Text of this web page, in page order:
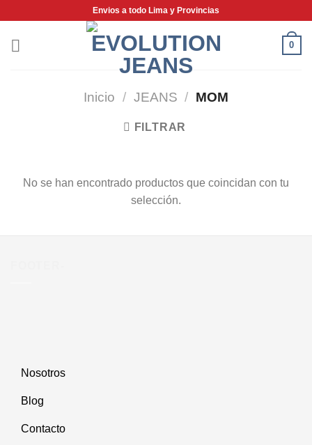
contenido
Envios a todo Lima y Provincias
0
Inicio / JEANS / MOM
FILTRAR
No se han encontrado productos que coincidan con tu
selección.
Nosotros
Blog
Contacto